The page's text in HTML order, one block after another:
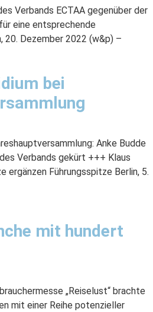
Verbands ECTAA gegenüber der
eine entsprechende
20. Dezember 2022 (w&p) –
bei
Anke Budde
Verbands gekürt +++ Klaus
ergänzen Führungsspitze Berlin, 5.
mit hundert
„Reiselust“ brachte
mit einer Reihe potenzieller